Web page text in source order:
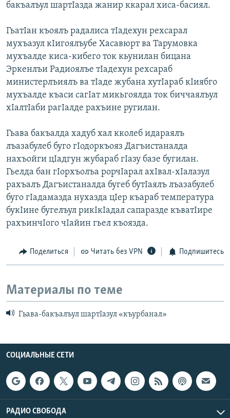
бакъалъул шартIазда жанир ккарал хиса-басиял.
ГьатIан къоялъ радалиса тIадехун рехсарал
мухъазул кIигоялъубе Хасавюрт ва Тарумовка
мухъалде киса-кибего ток кьунилан бицана
Эркенлъи Радиоялъе тIадехун рехсараб
министерлъиялъ ва тIаде жубана хутIараб кIиябго
мухъалде къаси сагIат микьгоялда ток биччаялъул
хIалтIаби рагIалде рахъине ругилан.
Гьава бакъалда хадуб хал кколеб идараялъ
лъазабулеб буго гIодоркъояз Дагъистаналда
нахъойги цIадгун жубараб гIазу базе бугилан.
Гьелда бан гIорхъолъа рорчIарал ахIвал-хIалазул
рахъалъ Дагъистаналда бугеб бутIаялъ лъазабулеб
буго гIадамазда нухазда цIер къараб температура
букIине бугелъул рикIкIадал сапаразде къватIире
рахъинчIого чIайин гьел къоязда.
Поделиться Читать без VPN Подпишитесь
Материалы по теме
Гьава-бакъалъул шартIазул «къурбанал»
СОЦИАЛЬНЫЕ СЕТИ
РАДИО СВОБОДА